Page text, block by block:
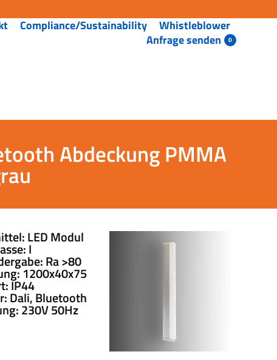
Compliance/Sustainability
Whistleblower
Anfrage senden
Abdeckung PMMA
LED Modul
I
Ra >80
1200x40x75
IP44
Dali, Bluetooth
230V 50Hz